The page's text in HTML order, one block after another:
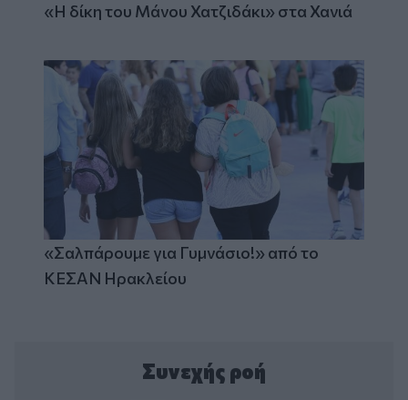
«Η δίκη του Μάνου Χατζιδάκι» στα Χανιά
«Σαλπάρουμε για Γυμνάσιο!» από το
ΚΕΣΑΝ Ηρακλείου
Συνεχής ροή